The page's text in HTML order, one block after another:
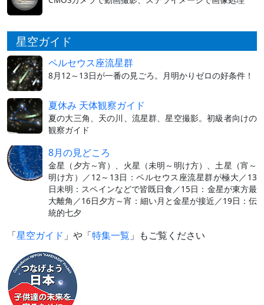
星空ガイド
ペルセウス座流星群
8月12～13日が一番の見ごろ。月明かりゼロの好条件！
夏休み 天体観察ガイド
夏の大三角、天の川、流星群、星空撮影。初級者向けの
観察ガイド
8月の見どころ
金星（夕方～宵）、火星（未明～明け方）、土星（宵～
明け方）／12～13日：ペルセウス座流星群が極大／13
日未明：スペインなどで皆既日食／15日：金星が東方最
大離角／16日夕方～宵：細い月と金星が接近／19日：伝
統的七夕
「星空ガイド 」や「特集一覧 」もご覧ください